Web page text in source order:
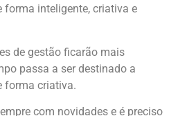
forma inteligente, criativa e
de gestão ficarão mais
passa a ser destinado a
forma criativa.
com novidades e é preciso